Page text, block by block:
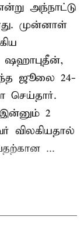
அந்நாட்டு
முன்னாள்
ஷஹாபுதீன்,
ஜூலை 24-
செய்தார்.
2
விலகியதால்
...